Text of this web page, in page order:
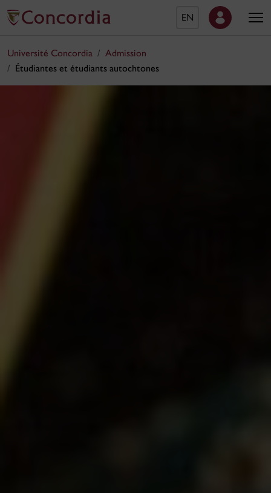
EN
Université Concordia
Admission
Étudiantes et étudiants autochtones